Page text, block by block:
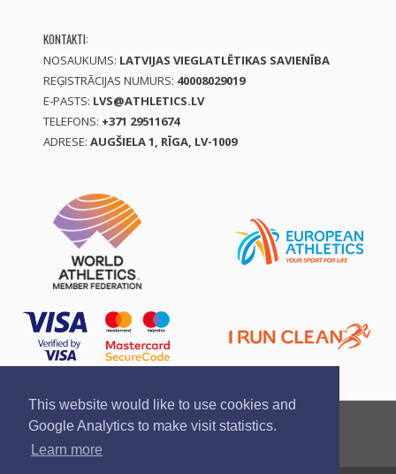
This website would like to use cookies and
Google Analytics to make visit statistics.
Learn more
KONTAKTI:
NOSAUKUMS: LATVIJAS VIEGLATLĒTIKAS SAVIENĪBA
REĢISTRĀCIJAS NUMURS: 40008029019
E-PASTS: LVS@ATHLETICS.LV
TELEFONS: +371 29511674
ADRESE: AUGŠIELA 1, RĪGA, LV-1009
Ziņo par pārkāpumu
Privātuma politika
Pirkšanas un atgriešanas noteikumi